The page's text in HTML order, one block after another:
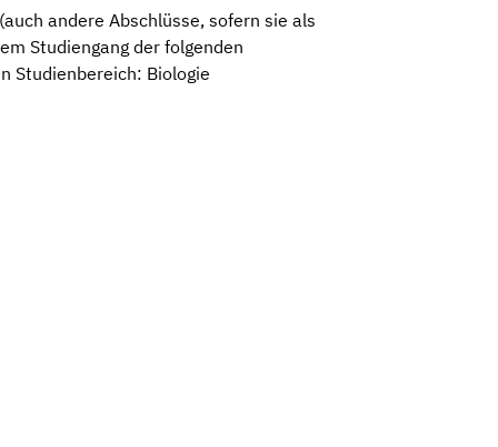
andere Abschlüsse, sofern sie als
Studiengang der folgenden
Studienbereich: Biologie